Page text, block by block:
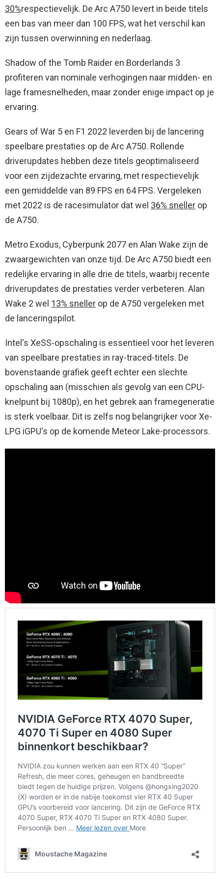
30%respectievelijk. De Arc A750 levert in beide titels
een bas van meer dan 100 FPS, wat het verschil kan
zijn tussen overwinning en nederlaag.
Shadow of the Tomb Raider en Borderlands 3
profiteren van nominale verhogingen naar midden- en
lage framesnelheden, maar zonder enige impact op je
ervaring.
Gears of War 5 en F1 2022 leverden bij de lancering
speelbare prestaties op de Arc A750. Rollende
driverupdates hebben deze titels geoptimaliseerd
voor een zijdezachte ervaring, met respectievelijk
een gemiddelde van 89 FPS en 64 FPS. Vergeleken
met 2022 is de racesimulator dat wel 36% sneller op
de A750.
Metro Exodus, Cyberpunk 2077 en Alan Wake zijn de
zwaargewichten van onze tijd. De Arc A750 biedt een
redelijke ervaring in alle drie de titels, waarbij recente
driverupdates de prestaties verder verbeteren. Alan
Wake 2 wel 13% sneller op de A750 vergeleken met
de lanceringspilot.
Intel's XeSS-opschaling is essentieel voor het leveren
van speelbare prestaties in ray-traced-titels. De
bovenstaande grafiek geeft echter een slechte
opschaling aan (misschien als gevolg van een CPU-
knelpunt bij 1080p), en het gebrek aan framegeneratie
is sterk voelbaar. Dit is zelfs nog belangrijker voor Xe-
LPG iGPU's op de komende Meteor Lake-processors.